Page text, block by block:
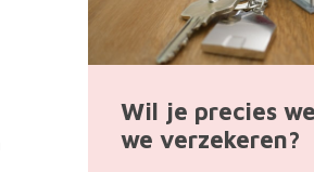
Wil je precies
we verzekeren?